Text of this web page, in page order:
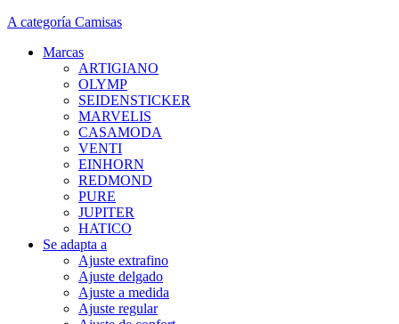
A categoría Camisas
Marcas
ARTIGIANO
OLYMP
SEIDENSTICKER
MARVELIS
CASAMODA
VENTI
EINHORN
REDMOND
PURE
JUPITER
HATICO
Se adapta a
Ajuste extrafino
Ajuste delgado
Ajuste a medida
Ajuste regular